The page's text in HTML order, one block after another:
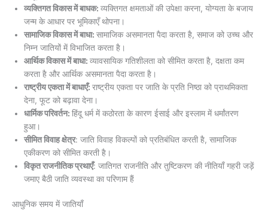
व्यक्तिगत विकास में बाधक: व्यक्तिगत क्षमताओं की उपेक्षा करना, योग्यता के बजाय
जन्म के आधार पर भूमिकाएँ थोपना।
सामाजिक विकास में बाधा: सामाजिक असमानता पैदा करता है, समाज को उच्च और
निम्न जातियों में विभाजित करता है।
आर्थिक विकास में बाधा: व्यावसायिक गतिशीलता को सीमित करता है, दक्षता कम
करता है और आर्थिक असमानता पैदा करता है।
राष्ट्रीय एकता में बाधाएँ: राष्ट्रीय एकता पर जाति के प्रति निष्ठा को प्राथमिकता
देना, फूट को बढ़ावा देना।
धार्मिक परिवर्तन: हिंदू धर्म में कठोरता के कारण ईसाई और इस्लाम में धर्मांतरण
हुआ।
सीमित विवाह क्षेत्र: जाति विवाह विकल्पों को प्रतिबंधित करती है, सामाजिक
एकीकरण को सीमित करती है।
विकृत राजनीतिक प्रथाएँ: जातिगत राजनीति और तुष्टिकरण की नीतियाँ गहरी जड़ें
जमाए बैठी जाति व्यवस्था का परिणाम हैं
आधुनिक समय में जातियाँ